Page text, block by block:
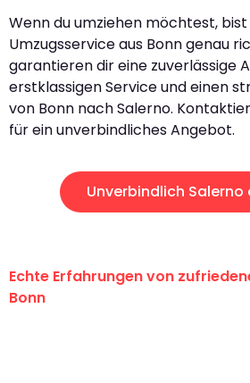
Wenn du umziehen möchtest, bist
Umzugsservice aus Bonn genau
garantieren dir eine zuverlässige
erstklassigen Service und einen
von Bonn nach Salerno.
für ein unverbindliches Angebot.
Unverbindlich
Echte Erfahrungen von
Bonn